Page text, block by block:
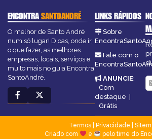
ENCONTRASANTOANDRÉ
O melhor de Santo André
num só lugar! Dicas, onde ir,
o que fazer, as melhores
empresas, locais, serviços e
muito mais no guia Encontra
SantoAndré.
LINKS RÁPIDOS
Sobre
Fale com o
ANUNCIE:
Com
destaque |
Grátis
Termos| Privacidade
Criado com
e pelo time do